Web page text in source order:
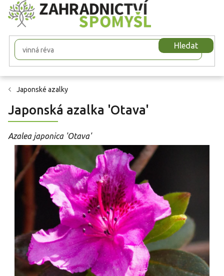
Přejít
na
obsah
Hledat
Japonské azalky
Japonská azalka 'Otava'
Azalea japonica 'Otava'